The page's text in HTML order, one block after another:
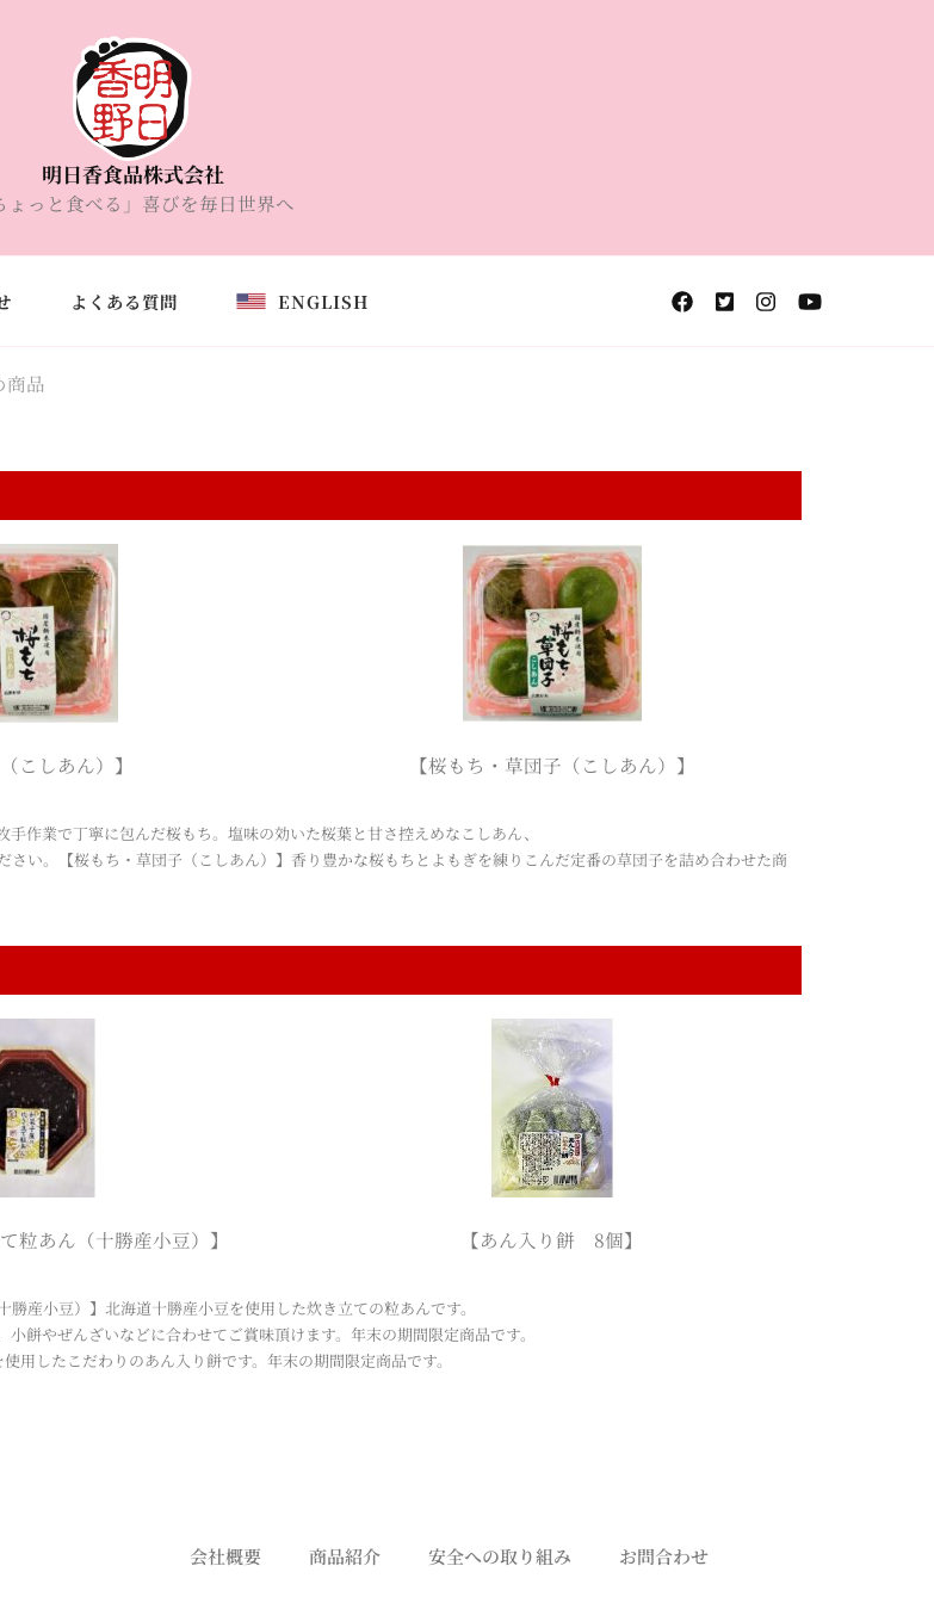
明日香食品株式会社
ょっと食べる」喜びを毎日世界へ
よくある質問 ENGLISH
商品
こしあん）】 【桜もち・草団子（こしあん）】
手作業で丁寧に包んだ桜もち。塩味の効いた桜葉と甘さ控えめなこしあん、
さい。【桜もち・草団子（こしあん）】香り豊かな桜もちとよもぎを練りこんだ定番の草団子を詰め合わせた商
粒あん（十勝産小豆）】 【あん入り餅 8個】
勝産小豆）】北海道十勝産小豆を使用した炊き立ての粒あんです。
餅やぜんざいなどに合わせてご賞味頂けます。年末の期間限定商品です。
用したこだわりのあん入り餅です。年末の期間限定商品です。
会社概要 商品紹介 安全への取り組み お問合わせ